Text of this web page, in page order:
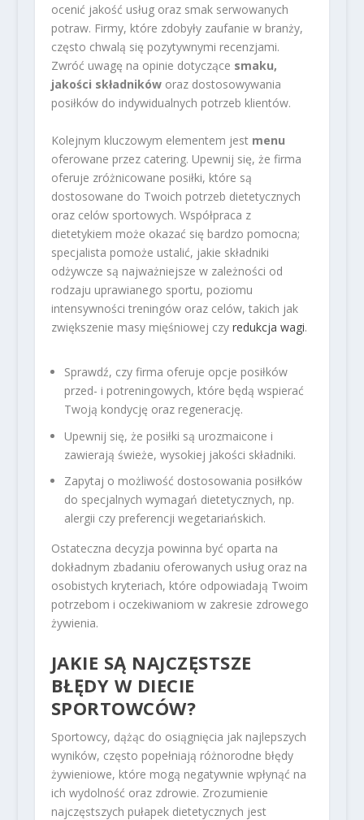
ocenić jakość usług oraz smak serwowanych
potraw. Firmy, które zdobyły zaufanie w branży,
często chwalą się pozytywnymi recenzjami.
Zwróć uwagę na opinie dotyczące smaku,
jakości składnikóworaz dostosowywania
posiłków do indywidualnych potrzeb klientów.
Kolejnym kluczowym elementem jest menu
oferowane przez catering. Upewnij się, że firma
oferuje zróżnicowane posiłki, które są
dostosowane do Twoich potrzeb dietetycznych
oraz celów sportowych. Współpraca z
dietetykiem może okazać się bardzo pomocna;
specjalista pomoże ustalić, jakie składniki
odżywcze są najważniejsze w zależności od
rodzaju uprawianego sportu, poziomu
intensywności treningów oraz celów, takich jak
zwiększenie masy mięśniowej czy redukcja wagi.
Sprawdź, czy firma oferuje opcje posiłków
przed- i potreningowych, które będą wspierać
Twoją kondycję oraz regenerację.
Upewnij się, że posiłki są urozmaicone i
zawierają świeże, wysokiej jakości składniki.
Zapytaj o możliwość dostosowania posiłków
do specjalnych wymagań dietetycznych, np.
alergii czy preferencji wegetariańskich.
Ostateczna decyzja powinna być oparta na
dokładnym zbadaniu oferowanych usług oraz na
osobistych kryteriach, które odpowiadają Twoim
potrzebom i oczekiwaniom w zakresie zdrowego
żywienia.
JAKIE SĄ NAJCZĘSTSZE
BŁĘDY W DIECIE
SPORTOWCÓW?
Sportowcy, dążąc do osiągnięcia jak najlepszych
wyników, często popełniają różnorodne błędy
żywieniowe, które mogą negatywnie wpłynąć na
ich wydolność oraz zdrowie. Zrozumienie
najczęstszych pułapek dietetycznych jest